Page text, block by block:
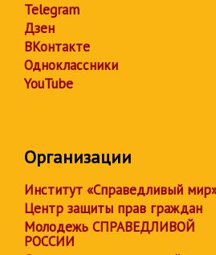
Telegram
Дзен
ВКонтакте
Одноклассники
YouTube
Организации
Институт «Справедливый
Центр защиты прав граждан
Молодежь СПРАВЕДЛИВОЙ
РОССИИ